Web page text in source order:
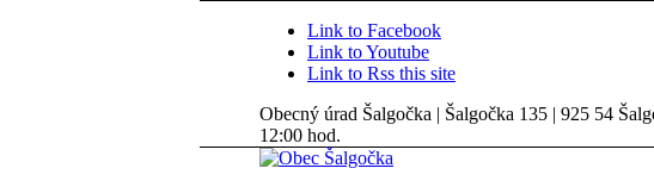
Link to Facebook
Link to Youtube
Link to Rss this site
Obecný úrad Šalgočka | Šalgočka 135 | 925 54
12:00 hod.